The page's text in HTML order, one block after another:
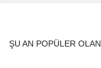
ŞU AN POPÜLER